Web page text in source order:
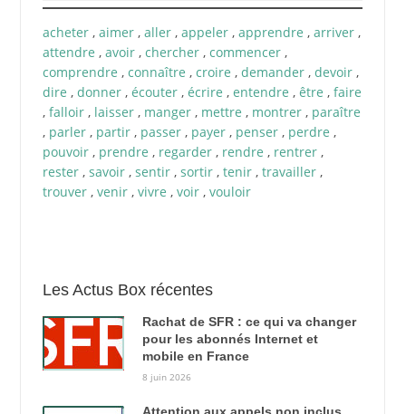
acheter, aimer, aller, appeler, apprendre , arriver,
attendre , avoir, chercher, commencer,
comprendre , connaître , croire , demander, devoir,
dire , donner, écouter, écrire , entendre , être , faire
, falloir, laisser, manger, mettre , montrer, paraître
, parler, partir, passer, payer, penser, perdre ,
pouvoir, prendre , regarder, rendre , rentrer,
rester, savoir, sentir, sortir, tenir, travailler,
trouver, venir, vivre , voir, vouloir
Les Actus Box récentes
Rachat de SFR : ce qui va changer
pour les abonnés Internet et
mobile en France
8 juin 2026
Attention aux appels non inclus